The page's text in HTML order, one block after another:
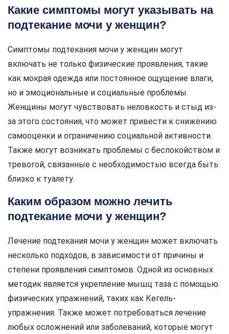
Какие симптомы могут указывать на
подтекание мочи у женщин?
Симптомы подтекания мочи у женщин могут
включать не только физические проявления, такие
как мокрая одежда или постоянное ощущение влаги,
но и эмоциональные и социальные проблемы.
Женщины могут чувствовать неловкость и стыд из-
за этого состояния, что может привести к снижению
самооценки и ограничению социальной активности.
Также могут возникать проблемы с беспокойством и
тревогой, связанные с необходимостью всегда быть
близко к туалету.
Каким образом можно лечить
подтекание мочи у женщин?
Лечение подтекания мочи у женщин может включать
несколько подходов, в зависимости от причины и
степени проявления симптомов. Одной из основных
методик является укрепление мышц таза с помощью
физических упражнений, таких как Кегель-
упражнения. Также может потребоваться лечение
любых осложнений или заболеваний, которые могут